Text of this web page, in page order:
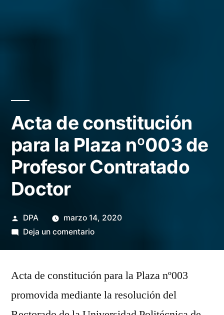
Acta de constitución
para la Plaza nº003 de
Profesor Contratado
Doctor
Publicado
por
DPA
marzo 14, 2020
Deja un comentarioen
constitución
la
Acta de constitución para la Plaza nº003
promovida mediante la resolución del